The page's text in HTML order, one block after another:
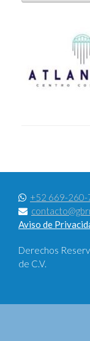
+52 669-260-
Aviso de
Derechos
de C.V.